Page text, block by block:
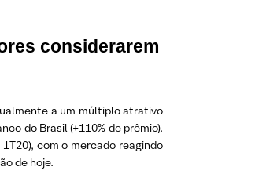
considerarem
a um múltiplo atrativo
do Brasil (+110% de prêmio).
com o mercado reagindo
de hoje.